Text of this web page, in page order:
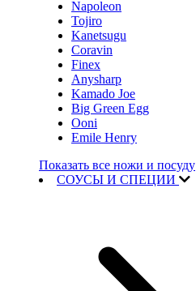
Napoleon
Tojiro
Kanetsugu
Coravin
Finex
Anysharp
Kamado Joe
Big Green Egg
Ooni
Emile Henry
Показать все ножи и посуду
СОУСЫ И СПЕЦИИ